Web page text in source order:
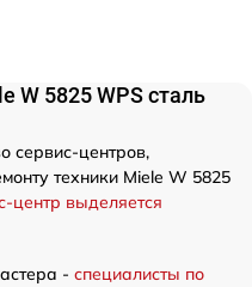
W 5825 WPS сталь
сервис-центров,
техники Miele W 5825
центр выделяется
- специалисты по